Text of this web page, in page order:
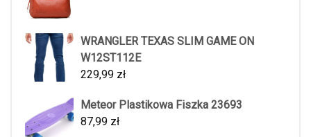
WRANGLER TEXAS SLIM GAME ON
W12ST112E
229,99 zł
Meteor Plastikowa Fiszka 23693
87,99 zł